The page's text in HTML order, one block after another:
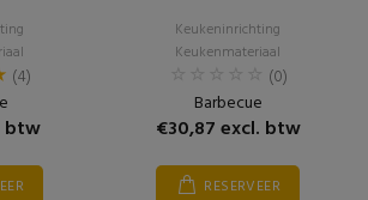
(4)
btw
Keukeninrichting
Keukenmateriaal
(0)
Barbecue
€30,87 excl. btw
RESERVEER